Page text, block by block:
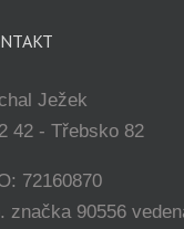
Ježek
42 - Třebsko 82
72160870
značka 90556